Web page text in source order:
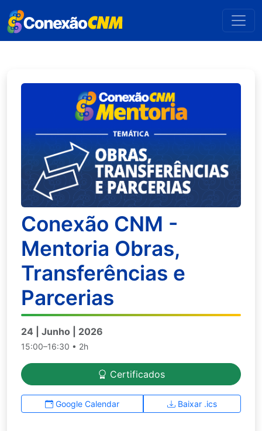
Conexão CNM -
Mentoria Obras,
Transferências e
Parcerias
24 | Junho | 2026
15:00–16:30 • 2h
Certificados
Google Calendar Baixar .ics